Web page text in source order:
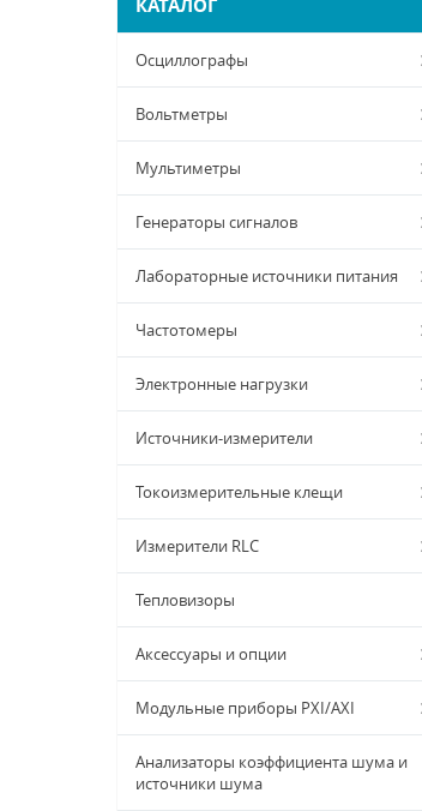
КАТАЛОГ
Осциллографы
Вольтметры
Мультиметры
Генераторы сигналов
Лабораторные источники питания
Частотомеры
Электронные нагрузки
Источники-измерители
Токоизмерительные клещи
Измерители RLC
Тепловизоры
Аксессуары и опции
Модульные приборы PXI/AXI
Анализаторы коэффициента шума и
источники шума